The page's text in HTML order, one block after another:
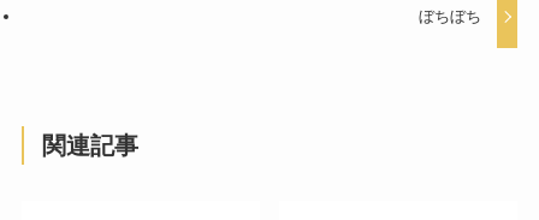
ぼちぼち
関連記事